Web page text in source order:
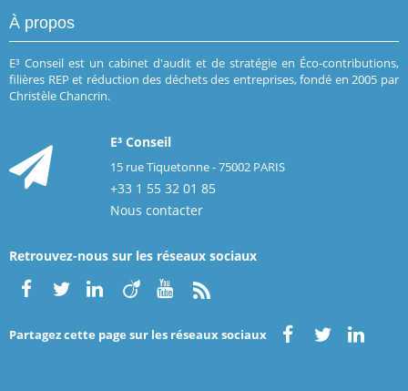
À propos
E³ Conseil est un cabinet d'audit et de stratégie en Éco-contributions,
filières REP et réduction des déchets des entreprises, fondé en 2005 par
Christèle Chancrin.
E³ Conseil
15 rue Tiquetonne - 75002 PARIS
+33 1 55 32 01 85
Nous contacter
Retrouvez-nous sur les réseaux sociaux
Partagez cette page sur les réseaux sociaux